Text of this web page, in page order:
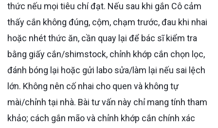
thức nếu mọi tiêu chí đạt. Nếu sau khi gắn Cô cảm
thấy cắn không đúng, cộm, chạm trước, đau khi nhai
hoặc nhét thức ăn, cần quay lại để bác sĩ kiểm tra
bằng giấy cắn/shimstock, chỉnh khớp cắn chọn lọc,
đánh bóng lại hoặc gửi labo sửa/làm lại nếu sai lệch
lớn. Không nên cố nhai cho quen và không tự
mài/chỉnh tại nhà. Bài tư vấn này chỉ mang tính tham
khảo; cách gắn mão và chỉnh khớp cắn chính xác